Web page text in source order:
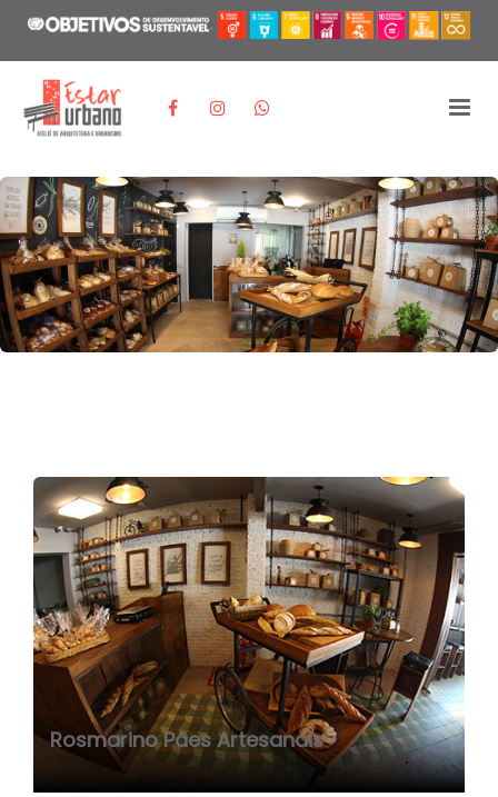
Comercial
Home Projetos / Comercial
Rosmarino Pães Artesanais